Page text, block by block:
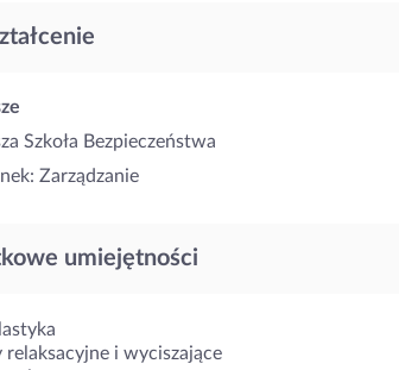
Szkoła Bezpieczeństwa
Zarządzanie
umiejętności
relaksacyjne i wyciszające